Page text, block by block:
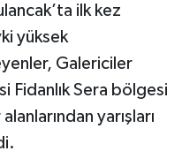
ilk kez
yüksek
Galericiler
Fidanlık Sera bölgesi
yarışları